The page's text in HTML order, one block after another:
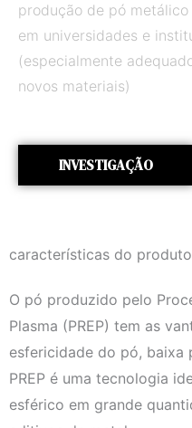
produção de pó
em universidades e
(especialmente
novos materiais)
INVESTIGAÇÃO
características do
O pó produzido pelo
Plasma (PREP) tem as
esfericidade do pó, baixa
PREP é uma tecnologia
esférico em grande